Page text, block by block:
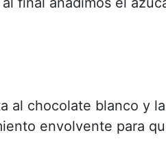
al chocolate blanco y
envolvente para